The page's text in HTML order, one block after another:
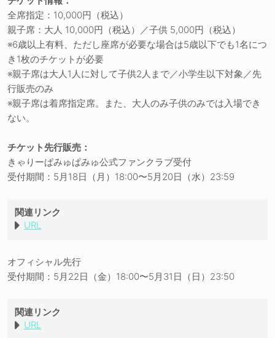
全席指定：10,000円（税込）
親子席：大人 10,000円（税込）／子供 5,000円（税込）
※6歳以上有料、ただし座席が必要な場合は5歳以下でも1名につ
き1枚のチケットが必要
※親子席は大人1人に対して子供2人まで／小学生以下対象／先
行販売のみ
※親子席は着席指定席。また、大人のみ子供のみでは入場でき
ない。
チケット先行販売：
きゃりーぱみゅぱみゅ公式ファンクラブ受付
受付期間：5月18日（月）18:00〜5月20日（水）23:59
関連リンク
URL
オフィシャル先行
受付期間：5月22日（金）18:00〜5月31日（日）23:50
関連リンク
URL